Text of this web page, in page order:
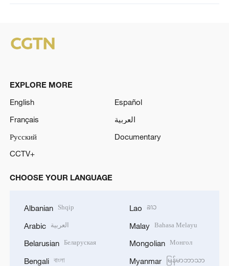
EXPLORE MORE
English
Español
Français
العربية
Русский
Documentary
CCTV+
CHOOSE YOUR LANGUAGE
Albanian Shqip
Arabic العربية
Belarusian Беларуская
Bengali বাংলা
Lao ລາວ
Malay Bahasa Melayu
Mongolian Монгол
Myanmar မြန်မာဘာသာ